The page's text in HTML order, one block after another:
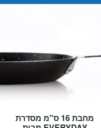
מחבת 16 ס"מ מסדרת